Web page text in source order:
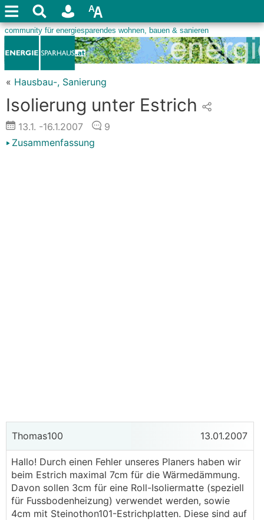
« Hausbau-, Sanierung
Isolierung unter Estrich
13.1. -16.1.2007
9
Zusammenfassung
Thomas100 13.01.2007
Hallo! Durch einen Fehler unseres Planers haben wir
beim Estrich maximal 7cm für die Wärmedämmung.
Davon sollen 3cm für eine Roll-Isoliermatte (speziell
für Fussbodenheizung) verwendet werden, sowie
4cm mit Steinothon101-Estrichplatten. Diese sind auf